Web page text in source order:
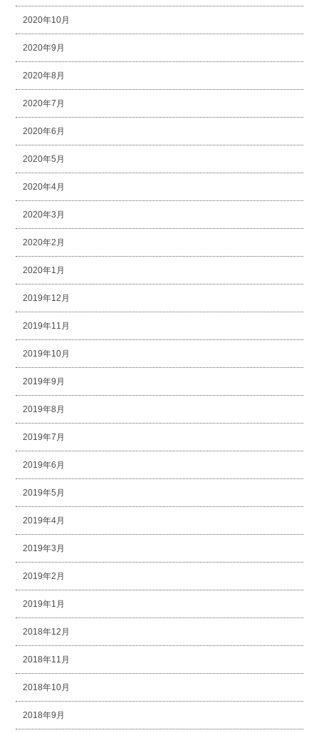
2020年10月
2020年9月
2020年8月
2020年7月
2020年6月
2020年5月
2020年4月
2020年3月
2020年2月
2020年1月
2019年12月
2019年11月
2019年10月
2019年9月
2019年8月
2019年7月
2019年6月
2019年5月
2019年4月
2019年3月
2019年2月
2019年1月
2018年12月
2018年11月
2018年10月
2018年9月